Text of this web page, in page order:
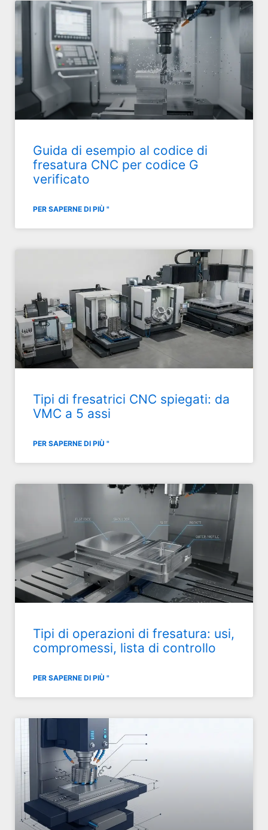
Guida di esempio al codice di
fresatura CNC per codice G
verificato
PER SAPERNE DI PIÙ "
Tipi di fresatrici CNC spiegati: da
VMC a 5 assi
PER SAPERNE DI PIÙ "
Tipi di operazioni di fresatura: usi,
compromessi, lista di controllo
PER SAPERNE DI PIÙ "